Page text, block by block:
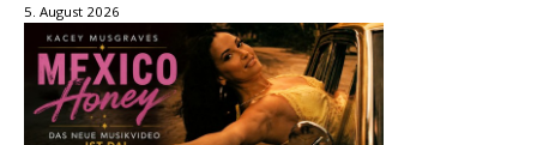
5. August 2026